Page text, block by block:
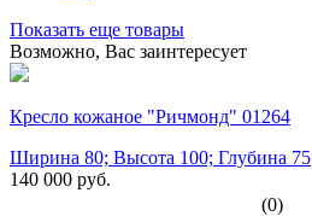
Показать еще товары
Возможно, Вас заинтересует
Кресло кожаное "Ричмонд" 01264
Ширина 80; Высота 100; Глубина 75
140 000 руб.
(0)